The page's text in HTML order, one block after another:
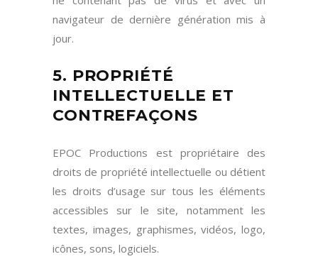
navigateur de dernière génération mis à
jour.
5. PROPRIÉTÉ
INTELLECTUELLE ET
CONTREFAÇONS
EPOC Productions est propriétaire des
droits de propriété intellectuelle ou détient
les droits d’usage sur tous les éléments
accessibles sur le site, notamment les
textes, images, graphismes, vidéos, logo,
icônes, sons, logiciels.